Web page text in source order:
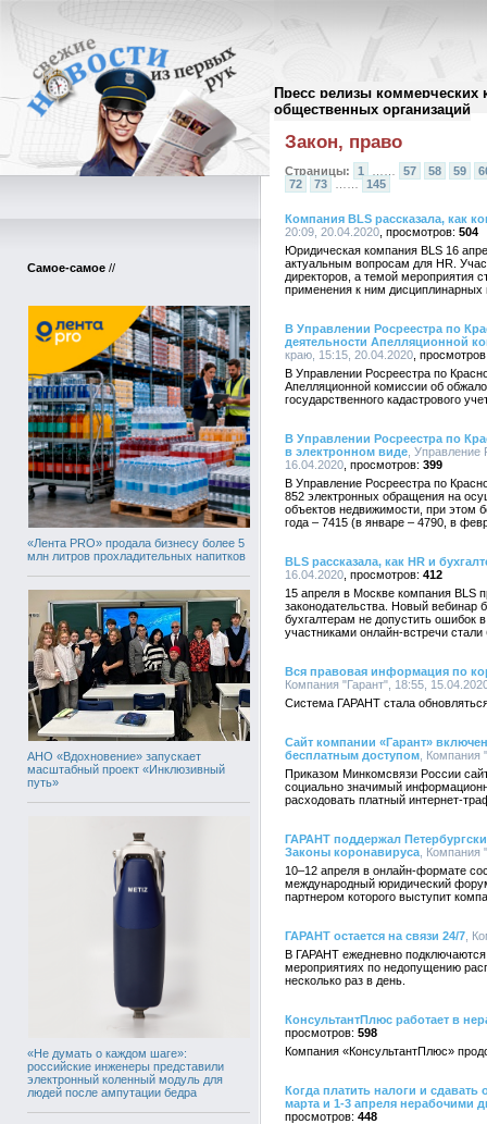
Пресс релизы коммерческих
общественных организаций
Самое-самое //
«Лента PRO» продала бизнесу более 5
млн литров прохладительных напитков
АНО «Вдохновение» запускает
масштабный проект «Инклюзивный
путь»
«Не думать о каждом шаге»:
российские инженеры представили
электронный коленный модуль для
людей после ампутации бедра
Архив пресс-релизов//
Закон, право
Страницы: 1 57 58 59
72
73 …… 145
Компания BLS рассказала, как
20:09, 20.04.2020
504
Юридическая компания BLS 16
актуальным вопросам для HR.
директоров, а темой мероприятия
применения к ним дисциплинарных
В Управлении Росреестра по
деятельности Апелляционной
краю, 15:15, 20.04.2020
В Управлении Росреестра по
Апелляционной комиссии об
государственного кадастрового
В Управлении Росреестра по
в электронном виде ,
16.04.2020
399
В Управление Росреестра по
852 электронных обращения на
объектов недвижимости, при этом
года – 7415 (в январе – 4790, в
BLS рассказала, как HR и
16.04.2020
412
15 апреля в Москве компания BLS
законодательства. Новый вебинар
бухгалтерам не допустить ошибок
участниками онлайн-встречи стали
Вся правовая информация по
Компания "Гарант", 18:55,
Cистема ГАРАНТ стала
Сайт компании «Гарант»
бесплатным доступом , Компания
Приказом Минкомсвязи России
социально значимый
расходовать платный интернет-
ГАРАНТ поддержал
Законы коронавируса , Компания
10–12 апреля в онлайн-формате
международный юридический
партнером которого выступит
ГАРАНТ остается на связи 24/7 ,
В ГАРАНТ ежедневно
мероприятиях по недопущению
несколько раз в день.
КонсультантПлюс работает в
598
Компания «КонсультантПлюс»
Когда платить налоги и сдавать
марта и 1-3 апреля нерабочими
448